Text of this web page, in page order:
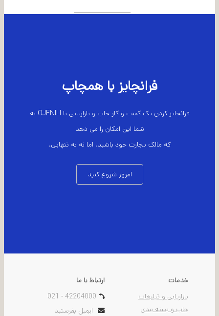
فرانچایز با همچاپ
فرانچایز کردن یک کسب و کار چاپ و بازاریابی با OJENILI به
شما این امکان را می دهد
که مالک تجارت خود باشید. اما نه به تنهایی.
امروز شروع کنید
خدمات
بازاریابی و تبلیغات
چاپ و بسته بندی
ارتباط با ما
021 - 42204000
ایمیل بفرستید